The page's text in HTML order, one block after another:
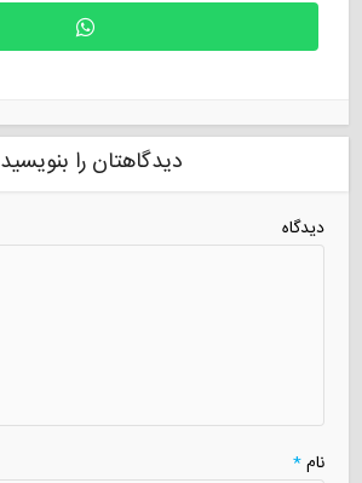
دیدگاهتان را بنویسید
دیدگاه
نام*